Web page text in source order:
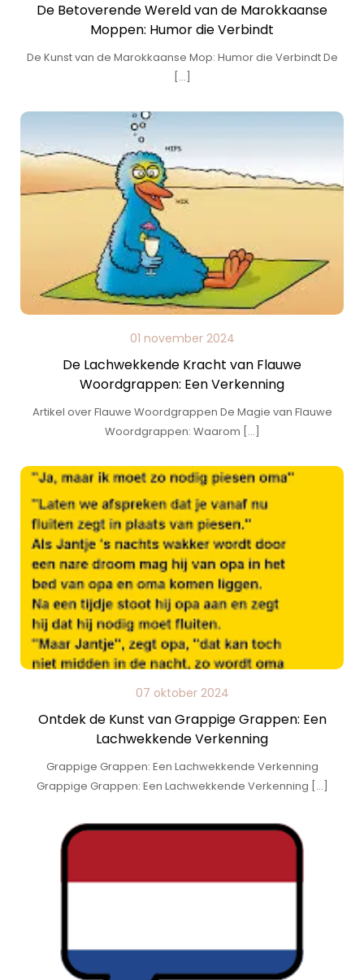
De Betoverende Wereld van de Marokkaanse
Moppen: Humor die Verbindt
De Kunst van de Marokkaanse Mop: Humor die Verbindt De
[…]
01 november 2024
De Lachwekkende Kracht van Flauwe
Woordgrappen: Een Verkenning
Artikel over Flauwe Woordgrappen De Magie van Flauwe
Woordgrappen: Waarom […]
07 oktober 2024
Ontdek de Kunst van Grappige Grappen: Een
Lachwekkende Verkenning
Grappige Grappen: Een Lachwekkende Verkenning
Grappige Grappen: Een Lachwekkende Verkenning […]